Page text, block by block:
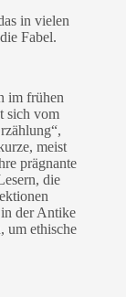
in vielen
Fabel.
im frühen
sich vom
meist
prägnante
die
der Antike
um ethische